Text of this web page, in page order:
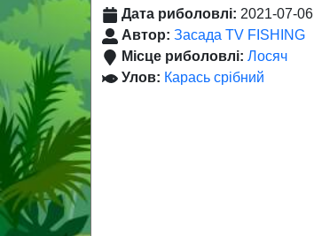
Дата риболовлі: 2021-07-06
Автор: Засада TV FISHING
Місце риболовлі: Лосяч
Улов: Карась срібний